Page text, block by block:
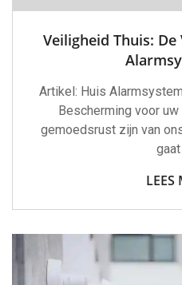
Veiligheid Thuis:
Artikel: Huis
Bescherming voor
gemoedsrust zijn van
LEES